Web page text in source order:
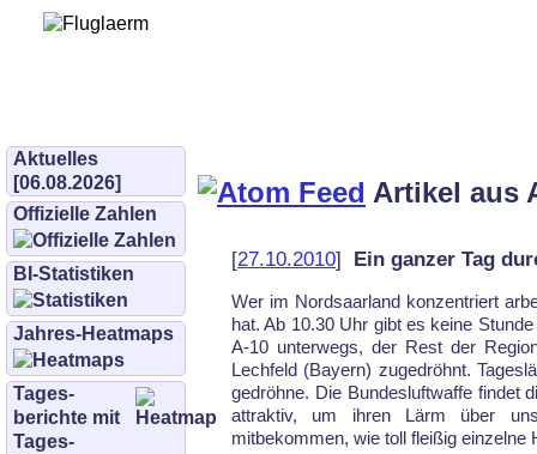
Aktuelles
[06.08.2026]
Offizielle Zahlen
BI-Statistiken
Jahres-Heatmaps
Tages­
berichte mit
Tages-
Artikel aus
[27.10.2010] Ein ganzer Tag
Wer im Nordsaarland konzentriert
hat. Ab 10.30 Uhr gibt es keine
A-10 unterwegs, der Rest der
Lechfeld (Bayern) zugedröhnt.
ge­dröh­ne. Die Bundesluftwaffe findet
attraktiv, um ihren Lärm über
mitbekommen, wie toll fleißig einzelne